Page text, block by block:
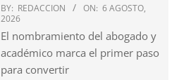
BY: REDACCION ON: 6 AGOSTO,
2026
El nombramiento del abogado y
académico marca el primer paso
para convertir